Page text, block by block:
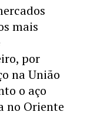
mais
por
na União
o aço
no Oriente